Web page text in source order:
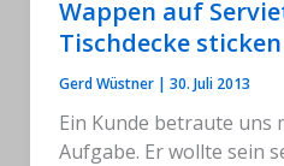
Wappen auf
Tischdecke sticken
Gerd Wüstner | 30. Juli 2013
Ein Kunde betraute uns
Aufgabe. Er wollte sein